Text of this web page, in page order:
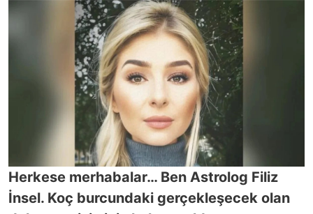
Herkese merhabalar… Ben Astrolog Filiz
İnsel. Koç burcundaki gerçekleşecek olan